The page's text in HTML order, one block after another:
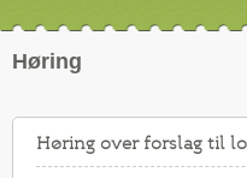
Høring
Høring over forslag til